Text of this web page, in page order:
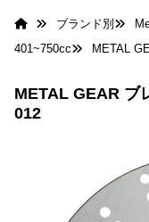
お問い合わせ
ブランド別
401~750cc
METAL
METAL GEAR ブ
012